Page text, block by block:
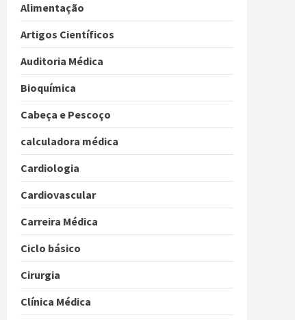
Alimentação
Artigos Científicos
Auditoria Médica
Bioquímica
Cabeça e Pescoço
calculadora médica
Cardiologia
Cardiovascular
Carreira Médica
Ciclo básico
Cirurgia
Clínica Médica